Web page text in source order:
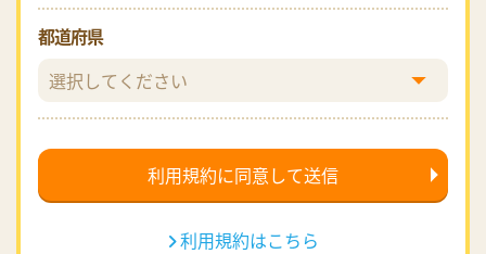
都道府県
利用規約はこちら